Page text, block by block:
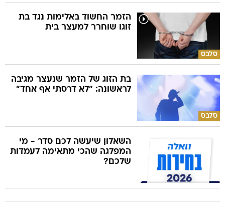
סלבס
הזמר החשוד באלימות נגד בת
זוגו שוחרר למעצר בית
סלבס
בת הזוג של הזמר שנעצר מגיבה
לראשונה: "לא דרסתי אף אחד"
השאלון שיעשה לכם סדר - מי
המפלגה שהכי מתאימה לעמדות
שלכם?